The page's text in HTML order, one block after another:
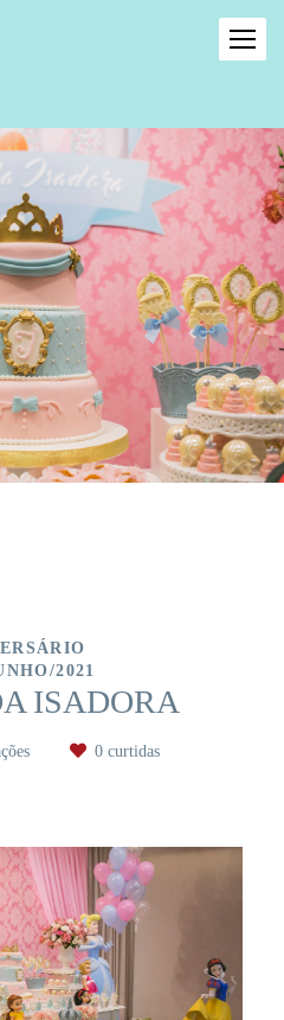
2021
ISADORA
0 curtidas